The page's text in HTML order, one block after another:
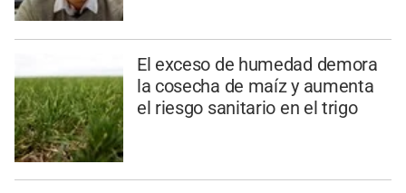
El exceso de humedad demora
la cosecha de maíz y aumenta
el riesgo sanitario en el trigo